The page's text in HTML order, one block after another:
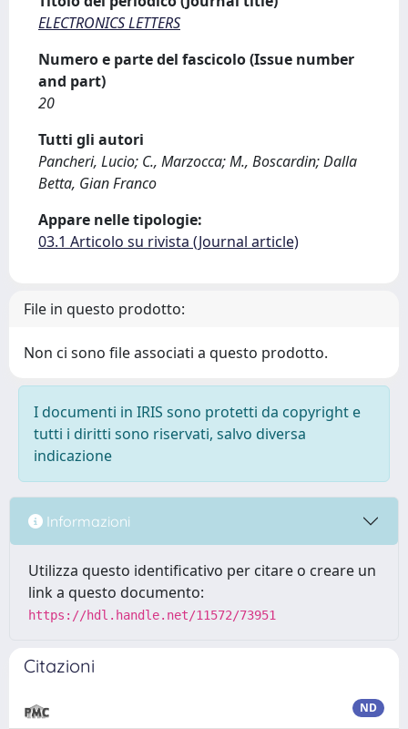
ELECTRONICS LETTERS
Numero e parte del fascicolo (Issue number
and part)
20
Tutti gli autori
Pancheri, Lucio; C., Marzocca; M., Boscardin; Dalla
Betta, Gian Franco
Appare nelle tipologie:
03.1 Articolo su rivista (Journal article)
File in questo prodotto:
Non ci sono file associati a questo prodotto.
I documenti in IRIS sono protetti da copyright e
tutti i diritti sono riservati, salvo diversa
indicazione
Informazioni
Utilizza questo identificativo per citare o creare un
link a questo documento:
https://hdl.handle.net/11572/73951
Citazioni
ND